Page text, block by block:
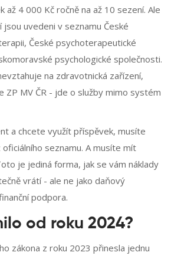
až 4 000 Kč ročně na až 10 sezení. Ale
uvedeni v seznamu České
České psychoterapeutické
psychologické společnosti.
na zdravotnická zařízení,
ZP MV ČR - jde o služby mimo systém
a chcete využít příspěvek, musíte
seznamu. A musíte mít
je jediná forma, jak se vám náklady
vrátí - ale ne jako daňový
podpora.
od roku 2024?
zákona z roku 2023 přinesla jednu